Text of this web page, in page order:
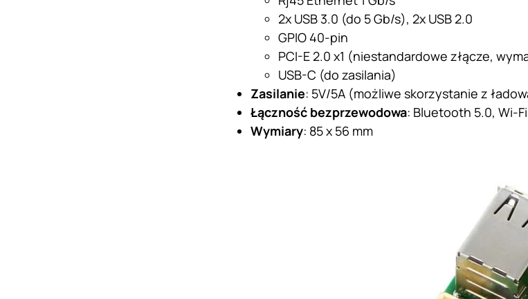
2x USB 3.0 (do 5 Gb/s), 2x USB 2.0
GPIO 40-pin
PCI-E 2.0 x1 (niestandardowe złącze,
USB-C (do zasilania)
Zasilanie: 5V/5A (możliwe skorzystanie z
Łączność bezprzewodowa: Bluetooth 5.0, Wi-
Wymiary: 85 x 56 mm